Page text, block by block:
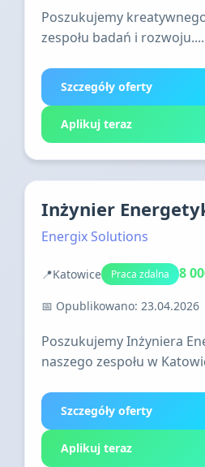
Poszukujemy
zespołu badań i rozwoju....
Szczegóły oferty
Aplikuj teraz
Inżynier
Energix Solutions
📍Katowice Praca zdalna 8
📅 Opublikowano: 23.04.2026
Poszukujemy Inżyniera
naszego zespołu w
Szczegóły oferty
Aplikuj teraz